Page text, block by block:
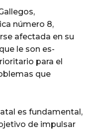
número 8,
afectada en su
le son es­
para el
que
es fundamental,
de impulsar